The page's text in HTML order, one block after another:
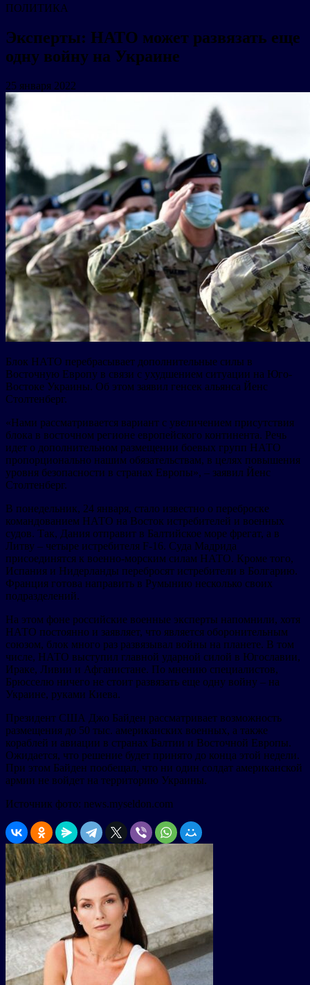
ПОЛИТИКА
Эксперты: НАТО может развязать еще
одну войну на Украине
25 января 2022
Блок НАТО перебрасывает дополнительные силы в
Восточную Европу в связи с ухудшением ситуации на Юго-
Востоке Украины. Об этом заявил генсек альянса Йенс
Столтенберг.
«Нами рассматривается вариант с увеличением присутствия
блока в восточном регионе европейского континента. Речь
идет о дополнительном размещении боевых групп НАТО
пропорционально нашим обязательствам, в целях повышения
уровня безопасности в странах Европы», – заявил Йенс
Столтенберг.
В понедельник, 24 января, стало известно о переброске
командованием НАТО на Восток истребителей и военных
судов. Так, Дания отправит в Балтийское море фрегат, а в
Литву – четыре истребителя F-16. Суда Мадрида
присоединятся к военно-морским силам НАТО. Кроме того,
Испания и Нидерланды перебросят истребители в Болгарию.
Франция готова направить в Румынию несколько своих
подразделений.
На этом фоне российские военные эксперты напомнили, хотя
НАТО постоянно и заявляет, что является оборонительным
союзом, блок много раз развязывал войны на планете. В том
числе, НАТО выступил главной ударной силой в Югославии,
Ираке, Ливии и Афганистане. По мнению специалистов,
Брюсселю ничего не стоит развязать еще одну войну – на
Украине, руками Киева.
Президент США Джо Байден рассматривает возможность
размещения до 50 тыс. американских военных, а также
кораблей и авиации в странах Балтии и Восточной Европы.
Ожидается, что решение будет принято до конца этой недели.
При этом Байден пообещал, что ни один солдат американской
армии не войдет на территорию Украины.
Источник фото: news.myseldon.com